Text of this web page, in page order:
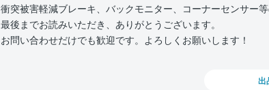
衝突被害軽減ブレーキ、バックモニター、コーナーセンサー等
最後までお読みいただき、ありがとうございます。
お問い合わせだけでも歓迎です。よろしくお願いします！
出